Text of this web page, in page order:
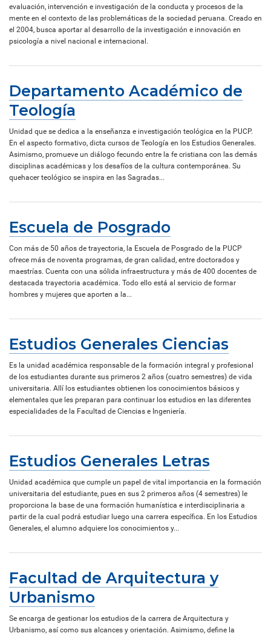
evaluación, intervención e investigación de la conducta y procesos de la
mente en el contexto de las problemáticas de la sociedad peruana. Creado en
el 2004, busca aportar al desarrollo de la investigación e innovación en
psicología a nivel nacional e internacional.
Departamento Académico de
Teología
Unidad que se dedica a la enseñanza e investigación teológica en la PUCP.
En el aspecto formativo, dicta cursos de Teología en los Estudios Generales.
Asimismo, promueve un diálogo fecundo entre la fe cristiana con las demás
disciplinas académicas y los desafíos de la cultura contemporánea. Su
quehacer teológico se inspira en las Sagradas...
Escuela de Posgrado
Con más de 50 años de trayectoria, la Escuela de Posgrado de la PUCP
ofrece más de noventa programas, de gran calidad, entre doctorados y
maestrías. Cuenta con una sólida infraestructura y más de 400 docentes de
destacada trayectoria académica. Todo ello está al servicio de formar
hombres y mujeres que aporten a la...
Estudios Generales Ciencias
Es la unidad académica responsable de la formación integral y profesional
de los estudiantes durante sus primeros 2 años (cuatro semestres) de vida
universitaria. Allí los estudiantes obtienen los conocimientos básicos y
elementales que les preparan para continuar los estudios en las diferentes
especialidades de la Facultad de Ciencias e Ingeniería.
Estudios Generales Letras
Unidad académica que cumple un papel de vital importancia en la formación
universitaria del estudiante, pues en sus 2 primeros años (4 semestres) le
proporciona la base de una formación humanística e interdisciplinaria a
partir de la cual podrá estudiar luego una carrera específica. En los Estudios
Generales, el alumno adquiere los conocimientos y...
Facultad de Arquitectura y
Urbanismo
Se encarga de gestionar los estudios de la carrera de Arquitectura y
Urbanismo, así como sus alcances y orientación. Asimismo, define la